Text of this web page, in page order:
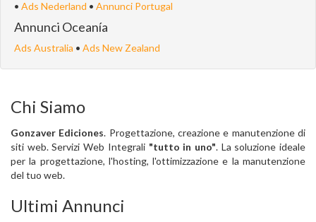
• Ads Nederland • Annunci Portugal
Annunci Oceanía
Ads Australia • Ads New Zealand
Chi Siamo
Gonzaver Ediciones. Progettazione, creazione e manutenzione di
siti web. Servizi Web Integrali "tutto in uno". La soluzione ideale
per la progettazione, l'hosting, l'ottimizzazione e la manutenzione
del tuo web.
Ultimi Annunci